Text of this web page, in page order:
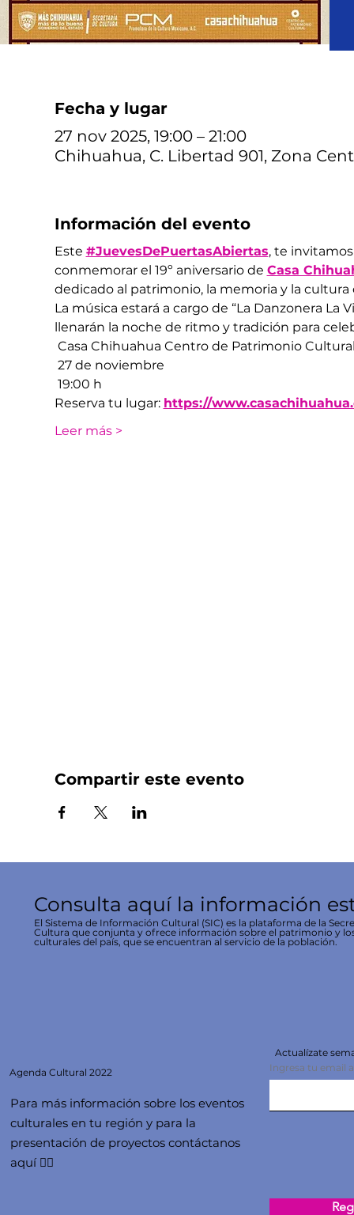
Fecha y lugar
27 nov 2025, 19:00 – 21:00
Chihuahua, C. Libertad 901, Zona
Información del evento
Este #JuevesDePuertasAbiertas, te
conmemorar el 19º aniversario de Casa
dedicado al patrimonio, la memoria y la cultura
La música estará a cargo de “La Danzonera
llenarán la noche de ritmo y tradición para
Casa Chihuahua Centro de Patrimonio
27 de noviembre
19:00 h
Reserva tu lugar: https://
Leer más >
Compartir este evento
Consulta aquí la información
El Sistema de Información Cultural (SIC) es la plataforma de la
Cultura que conjunta y ofrece información sobre el patrimonio y
culturales del país, que se encuentran al servicio de la población.
Agenda Cultural 2022
Para más información sobre los eventos
culturales en tu región y para la
presentación de proyectos contáctanos
aquí 👇🏻
Actualízate
Ingresa tu email